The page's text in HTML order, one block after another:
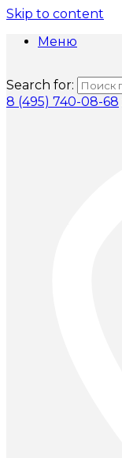
Skip to content
Меню
Search for:
8 (495) 740-08-68